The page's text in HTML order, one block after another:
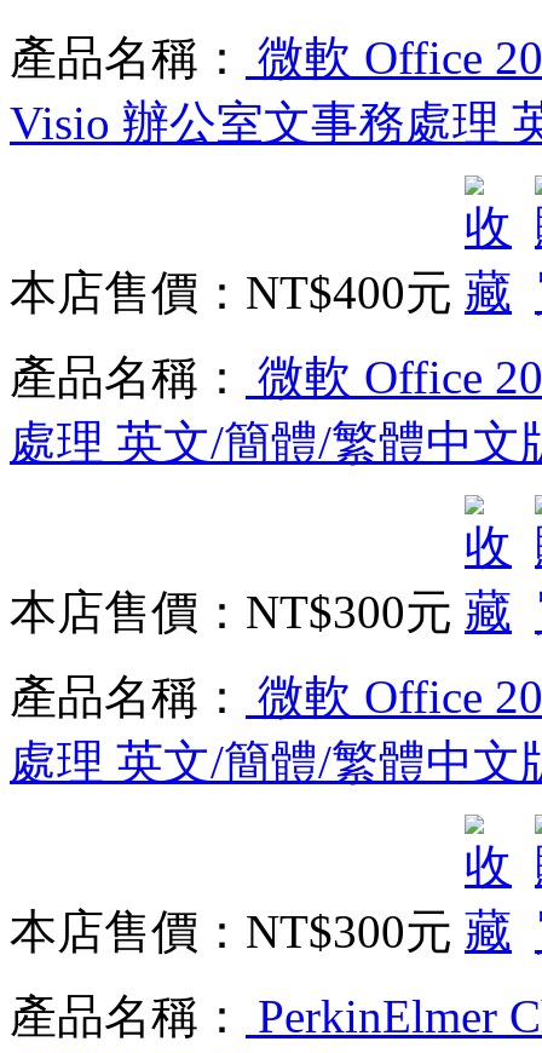
產品名稱：
微軟 Office
Visio 辦公室文事務處理
本店售價： NT$400元
產品名稱：
微軟 Office
處理 英文/簡體/繁體中文
本店售價： NT$300元
產品名稱：
微軟 Office
處理 英文/簡體/繁體中文
本店售價： NT$300元
產品名稱：
PerkinElmer